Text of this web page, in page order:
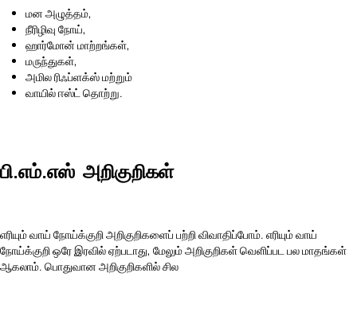
மன அழுத்தம்,
நீரிழிவு நோய்,
ஹார்மோன் மாற்றங்கள்,
மருந்துகள்,
அமில ரிஃப்ளக்ஸ் மற்றும்
வாயில் ஈஸ்ட் தொற்று.
பி.எம்.எஸ் அறிகுறிகள்
எரியும் வாய் நோய்க்குறி அறிகுறிகளைப் பற்றி விவாதிப்போம். எரியும் வாய்
நோய்க்குறி ஒரே இரவில் ஏற்படாது, மேலும் அறிகுறிகள் வெளிப்பட பல மாதங்கள்
ஆகலாம். பொதுவான அறிகுறிகளில் சில